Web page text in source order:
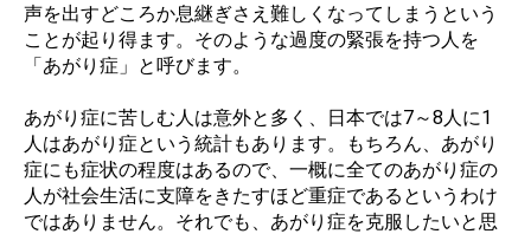
声を出すどころか息継ぎさえ難しくなってしまうという
ことが起り得ます。そのような過度の緊張を持つ人を
「あがり症」と呼びます。
あがり症に苦しむ人は意外と多く、日本では7～8人に1
人はあがり症という統計もあります。もちろん、あがり
症にも症状の程度はあるので、一概に全てのあがり症の
人が社会生活に支障をきたすほど重症であるというわけ
ではありません。それでも、あがり症を克服したいと思